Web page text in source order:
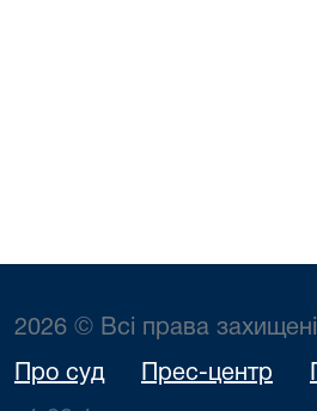
2026 © Всі права захищені
Про суд Прес-центр